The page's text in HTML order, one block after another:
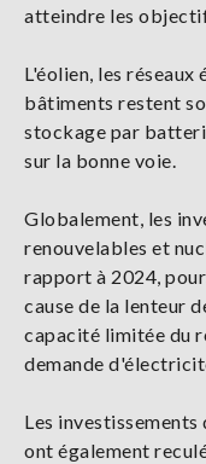
atteindre les
L'éolien, les
bâtiments restent
stockage par
sur la bonne voie.
Globalement, les
renouvelables et
rapport à 2024,
cause de la lenteur
capacité limitée du
demande
Les
ont également